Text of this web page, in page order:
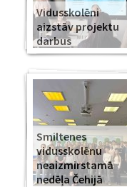
Vidusskolēni
aizstāv projektu
darbus
Smiltenes
vidusskolēnu
neaizmirstamā
nedēļa Čehijā